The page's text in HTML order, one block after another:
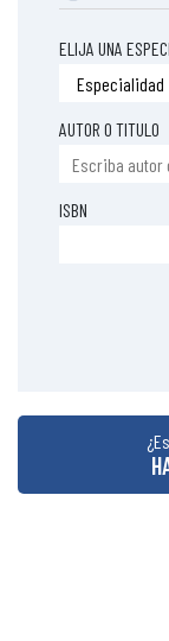
ELIJA UNA
AUTOR O TITULO
ISBN